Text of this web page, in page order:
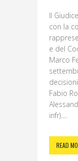
Il
con la
e del
Marco
Fabio
infr)....
READ